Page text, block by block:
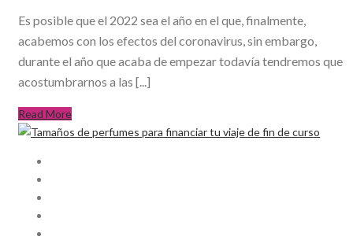
Es posible que el 2022 sea el año en el que, finalmente,
acabemos con los efectos del coronavirus, sin embargo,
durante el año que acaba de empezar todavía tendremos que
acostumbrarnos a las [...]
Read More